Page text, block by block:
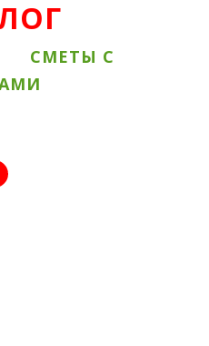
СМЕТЫ С